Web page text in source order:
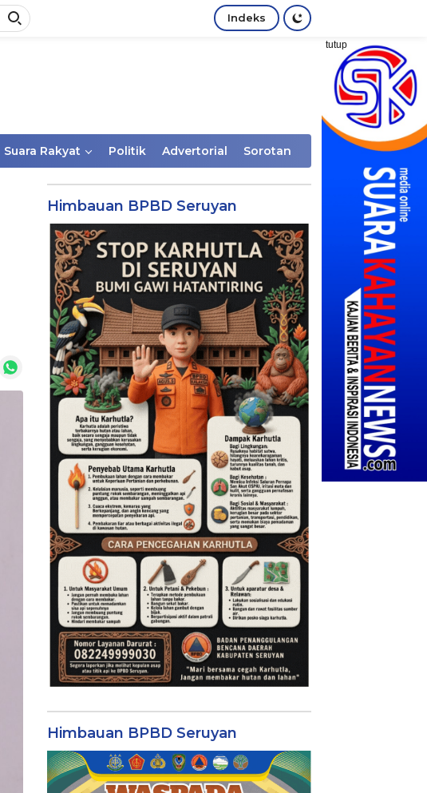
Indeks
tutup
Suara Rakyat Politik Advertorial Sorotan
Himbauan BPBD Seruyan
Himbauan BPBD Seruyan